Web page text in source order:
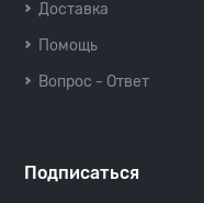
Доставка
Помощь
Вопрос - Ответ
Подписаться